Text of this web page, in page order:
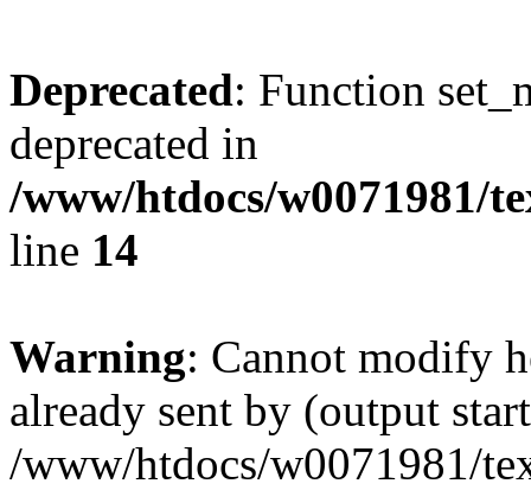
Deprecated: Function
deprecated in
/www/htdocs/w0071981/
line 14
Warning: Cannot modify
already sent by (output
/www/htdocs/w0071981/